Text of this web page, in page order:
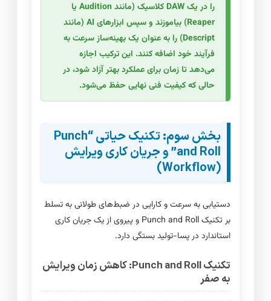
را در یک DAW کلاسیک (مانند Audition یا
Reaper) بیاموزند و سپس ابزارهای AI (مانند
Descript) را به عنوان یک بهینه‌ساز سرعت به
فرآیند خود اضافه کنند. این ترکیب اجازه
می‌دهد تا زمان برای عملکرد بهتر آزاد شود، در
حالی که کیفیت فنی نهایی حفظ می‌شود.
بخش سوم: تکنیک حیاتی “Punch
and Roll” و جریان کاری ویرایش
(Workflow)
دستیابی به سرعت و کارایی در ضبط‌های طولانی به تسلط
بر تکنیک Punch and Roll و پیروی از یک جریان کاری
استاندارد در پسا-تولید بستگی دارد.
تکنیک Punch and Roll: کاهش زمان ویرایش
به صفر